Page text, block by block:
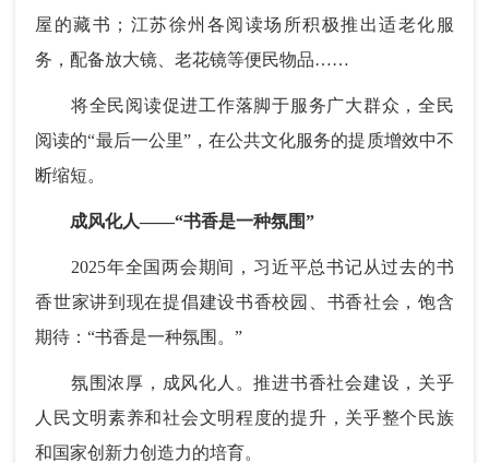
屋的藏书；江苏徐州各阅读场所积极推出适老化服
务，配备放大镜、老花镜等便民物品……
将全民阅读促进工作落脚于服务广大群众，全民
阅读的“最后一公里”，在公共文化服务的提质增效中不
断缩短。
成风化人——“书香是一种氛围”
2025年全国两会期间，习近平总书记从过去的书
香世家讲到现在提倡建设书香校园、书香社会，饱含
期待：“书香是一种氛围。”
氛围浓厚，成风化人。推进书香社会建设，关乎
人民文明素养和社会文明程度的提升，关乎整个民族
和国家创新力创造力的培育。